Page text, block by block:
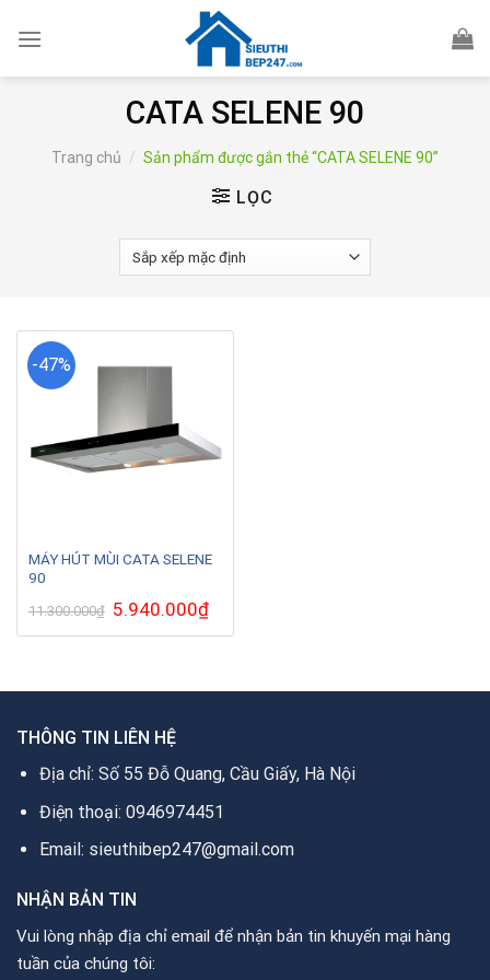
CATA SELENE 90
Trang chủ / Sản phẩm được gắn thẻ “CATA SELENE 90”
LỌC
-47%
MÁY HÚT MÙI CATA SELENE
90
11.300.000₫ Giá
gốc
là:
5.940.000₫Giá
hiện
tại
THÔNG TIN LIÊN HỆ
Địa chỉ: Số 55 Đỗ Quang, Cầu Giấy, Hà Nội
Điện thoại: 0946974451
Email: sieuthibep247@gmail.com
NHẬN BẢN TIN
Vui lòng nhập địa chỉ email để nhận bản tin khuyến mại hàng
tuần của chúng tôi: